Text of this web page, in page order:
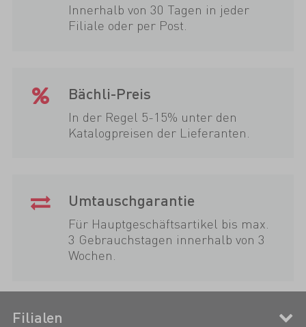
Innerhalb von 30 Tagen in jeder
Filiale oder per Post.
Bächli-Preis
In der Regel 5-15% unter den
Katalogpreisen der Lieferanten.
Umtauschgarantie
Für Hauptgeschäftsartikel bis max.
3 Gebrauchstagen innerhalb von 3
Wochen.
Filialen